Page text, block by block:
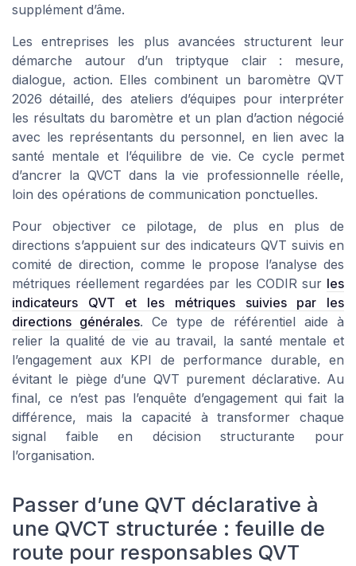
supplément d’âme.
Les entreprises les plus avancées structurent leur
démarche autour d’un triptyque clair : mesure,
dialogue, action. Elles combinent un baromètre QVT
2026 détaillé, des ateliers d’équipes pour interpréter
les résultats du baromètre et un plan d’action négocié
avec les représentants du personnel, en lien avec la
santé mentale et l’équilibre de vie. Ce cycle permet
d’ancrer la QVCT dans la vie professionnelle réelle,
loin des opérations de communication ponctuelles.
Pour objectiver ce pilotage, de plus en plus de
directions s’appuient sur des indicateurs QVT suivis en
comité de direction, comme le propose l’analyse des
métriques réellement regardées par les CODIR sur les
indicateurs QVT et les métriques suivies par les
directions générales. Ce type de référentiel aide à
relier la qualité de vie au travail, la santé mentale et
l’engagement aux KPI de performance durable, en
évitant le piège d’une QVT purement déclarative. Au
final, ce n’est pas l’enquête d’engagement qui fait la
différence, mais la capacité à transformer chaque
signal faible en décision structurante pour
l’organisation.
Passer d’une QVT déclarative à
une QVCT structurée : feuille de
route pour responsables QVT